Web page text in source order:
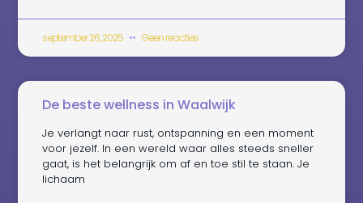
september 26, 2025 Geen reacties
De beste wellness in Waalwijk
Je verlangt naar rust, ontspanning en een moment
voor jezelf. In een wereld waar alles steeds sneller
gaat, is het belangrijk om af en toe stil te staan. Je
lichaam